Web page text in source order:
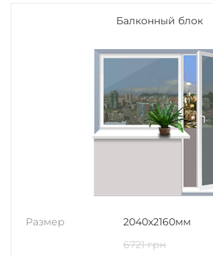
Балконный блок
Размер
2040x2160мм
6721 грн